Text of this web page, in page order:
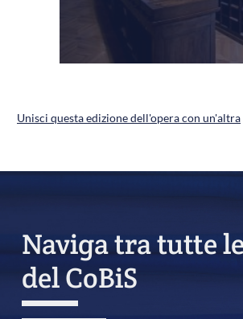
Unisci questa edizione dell'opera con un'altra
Naviga tra tutte
del CoBiS